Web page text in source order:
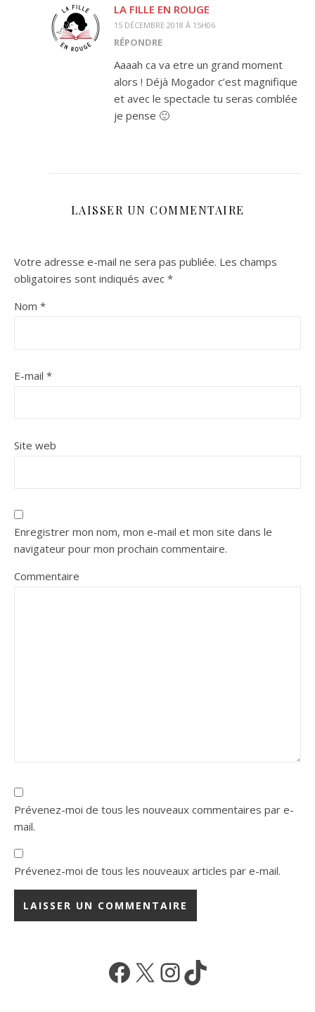
LA FILLE EN ROUGE
15 DÉCEMBRE 2018 À 15H06
RÉPONDRE
Aaaah ca va etre un grand moment
alors ! Déjà Mogador c’est magnifique
et avec le spectacle tu seras comblée
je pense 🙂
LAISSER UN COMMENTAIRE
Votre adresse e-mail ne sera pas publiée. Les champs
obligatoires sont indiqués avec *
Nom *
E-mail *
Site web
Enregistrer mon nom, mon e-mail et mon site dans le
navigateur pour mon prochain commentaire.
Commentaire
Prévenez-moi de tous les nouveaux commentaires par e-
mail.
Prévenez-moi de tous les nouveaux articles par e-mail.
Facebook
X Instagram
TikTok